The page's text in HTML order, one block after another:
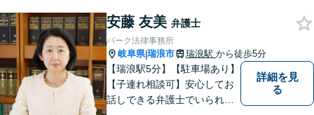
安藤 友美 弁護士
パーク法律事務所
岐阜県|瑞浪市 瑞浪駅 から徒歩5分
【瑞浪駅5分】【駐車場あり】
【子連れ相談可】安心してお
話しできる弁護士でいられる
詳細を見
る